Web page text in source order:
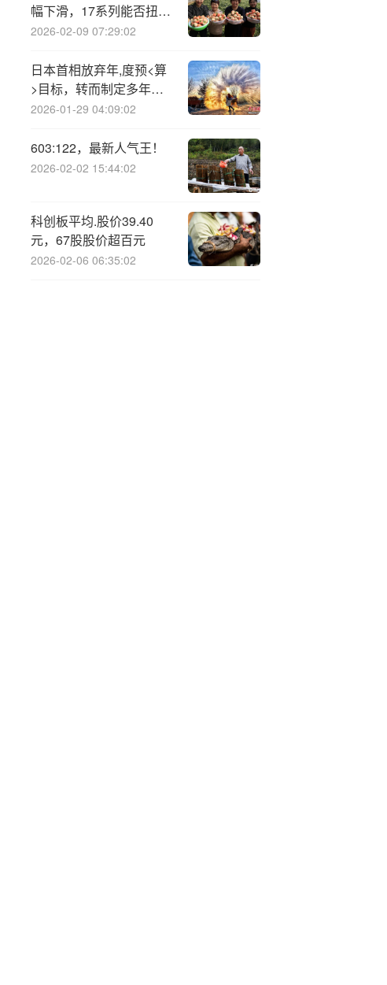
幅下滑，17系列能否扭转
颓势？
2026-02-09 07:29:02
日本首相放弃年,度预<算
>目标，转而制定多年计
划
2026-01-29 04:09:02
603:122，最新人气王！
2026-02-02 15:44:02
科创板平均.股价39.40
元，67股股价超百元
2026-02-06 06:35:02